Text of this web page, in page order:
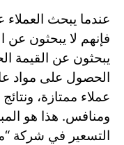
عندما يبحث
فإنهم لا يبحثون
يبحثون عن القيمة
الحصول على مواد
عملاء ممتازة،
ومنافس. هذا هو
التسعير في شركة